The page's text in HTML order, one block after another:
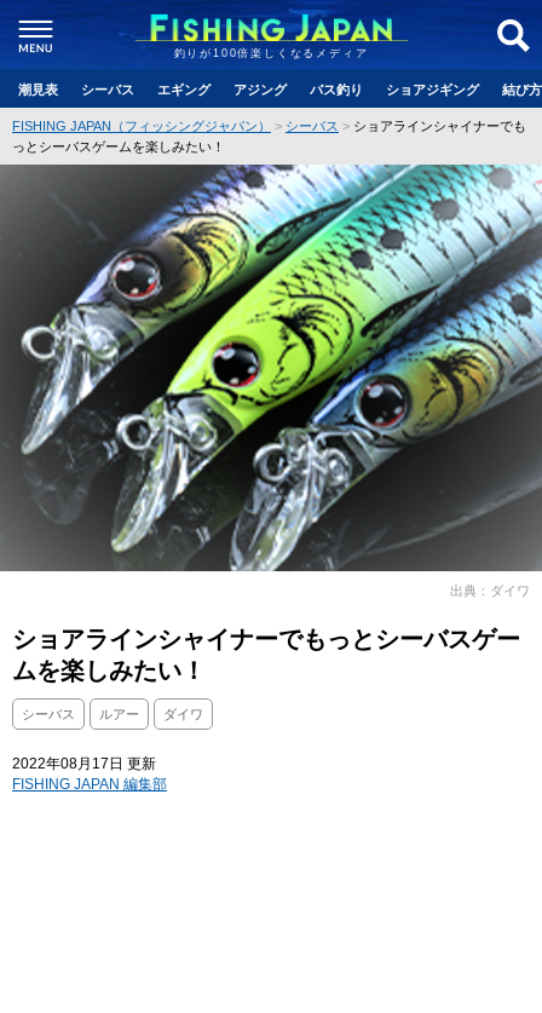
釣りが100倍楽しくなるメディア
潮見表 シーバス エギング アジング バス釣り ショアジギング 結び
FISHING JAPAN（フィッシングジャパン） シーバス
ショアラインシャイナーでも
っとシーバスゲームを楽しみたい！
出典：ダイワ
ショアラインシャイナーでもっとシーバスゲー
ムを楽しみたい！
シーバス ルアー ダイワ
2022年08月17日 更新
FISHING JAPAN 編集部